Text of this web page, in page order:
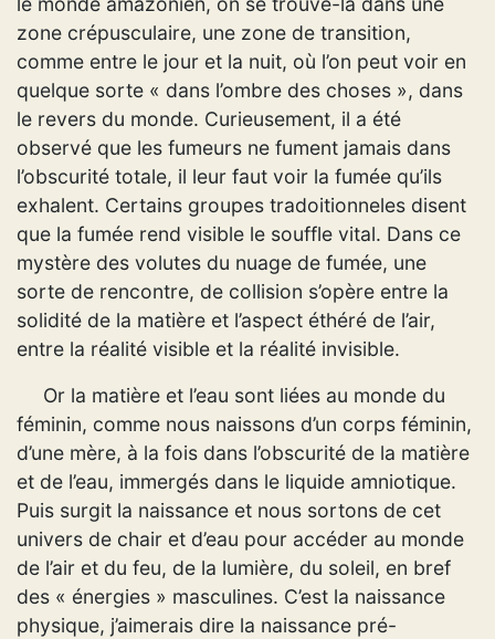
zone crépusculaire, une zone de transition,
comme entre le jour et la nuit, où l’on peut voir en
quelque sorte « dans l’ombre des choses », dans
le revers du monde. Curieusement, il a été
observé que les fumeurs ne fument jamais dans
l’obscurité totale, il leur faut voir la fumée qu’ils
exhalent. Certains groupes tradoitionneles disent
que la fumée rend visible le souffle vital. Dans ce
mystère des volutes du nuage de fumée, une
sorte de rencontre, de collision s’opère entre la
solidité de la matière et l’aspect éthéré de l’air,
entre la réalité visible et la réalité invisible.
Or la matière et l’eau sont liées au monde du
féminin, comme nous naissons d’un corps féminin,
d’une mère, à la fois dans l’obscurité de la matière
et de l’eau, immergés dans le liquide amniotique.
Puis surgit la naissance et nous sortons de cet
univers de chair et d’eau pour accéder au monde
de l’air et du feu, de la lumière, du soleil, en bref
des « énergies » masculines. C’est la naissance
physique, j’aimerais dire la naissance pré-